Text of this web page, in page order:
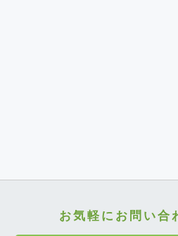
お気軽にお問い合